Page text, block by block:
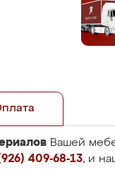
Вашей
409-68-13, и